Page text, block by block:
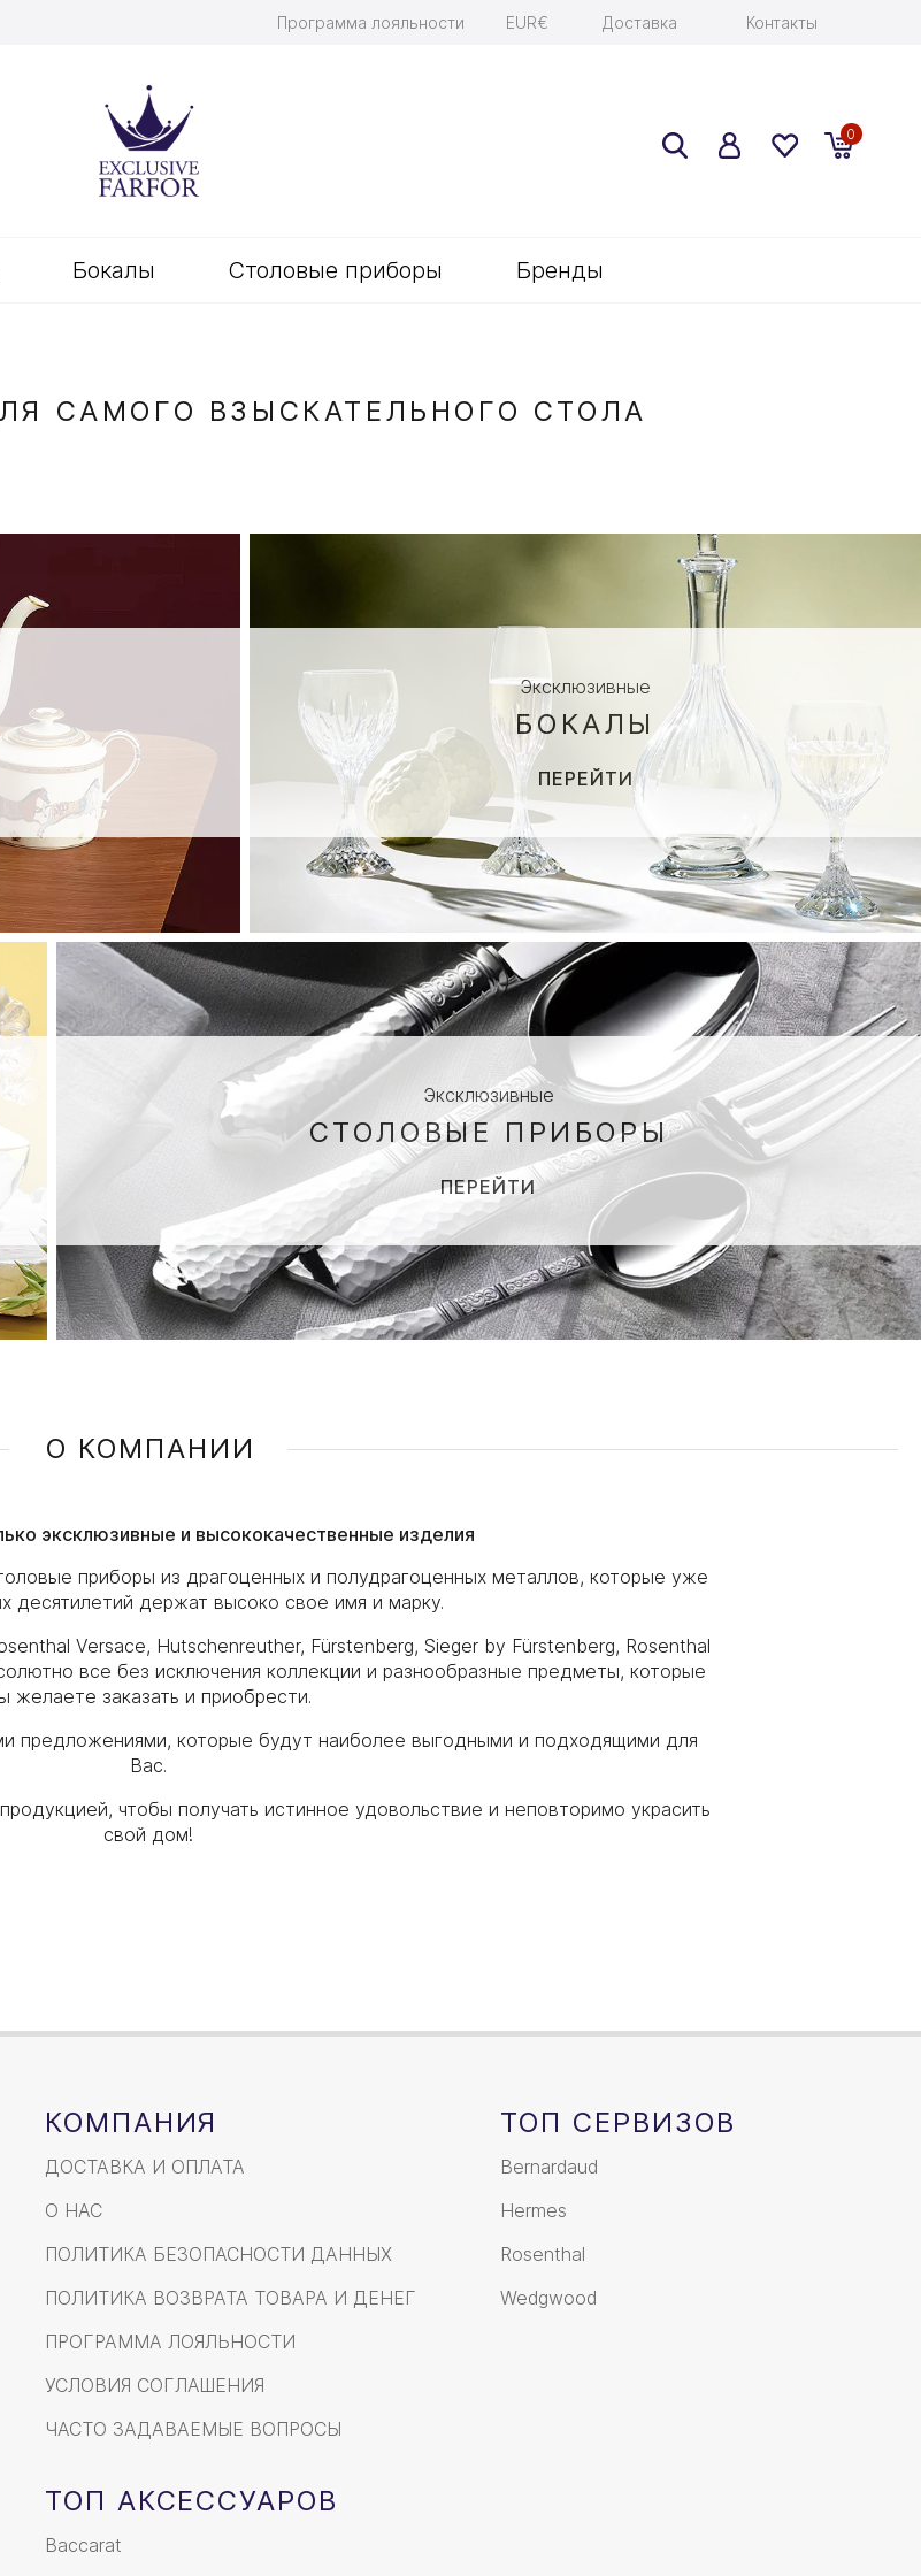
Программа лояльности EUR€ Доставка Контакты
0
Бокалы Столовые приборы Бренды
САМОГО ВЗЫСКАТЕЛЬНОГО СТОЛА
Эксклюзивные
БОКАЛЫ
ПЕРЕЙТИ
Эксклюзивные
СТОЛОВЫЕ ПРИБОРЫ
ПЕРЕЙТИ
О КОМПАНИИ
эксклюзивные и высококачественные изделия
приборы из драгоценных и полудрагоценных металлов, которые уже
десятилетий держат высоко свое имя и марку.
Versace, Hutschenreuther, Fürstenberg, Sieger by Fürstenberg, Rosenthal
все без исключения коллекции и разнообразные предметы, которые
желаете заказать и приобрести.
предложениями, которые будут наиболее выгодными и подходящими для
Вас.
чтобы получать истинное удовольствие и неповторимо украсить
свой дом!
КОМПАНИЯ
ДОСТАВКА И ОПЛАТА
О НАС
ПОЛИТИКА БЕЗОПАСНОСТИ ДАННЫХ
ПОЛИТИКА ВОЗВРАТА ТОВАРА И ДЕНЕГ
ПРОГРАММА ЛОЯЛЬНОСТИ
УСЛОВИЯ СОГЛАШЕНИЯ
ЧАСТО ЗАДАВАЕМЫЕ ВОПРОСЫ
ТОП СЕРВИЗОВ
Bernardaud
Hermes
Rosenthal
Wedgwood
ТОП АКСЕССУАРОВ
Baccarat